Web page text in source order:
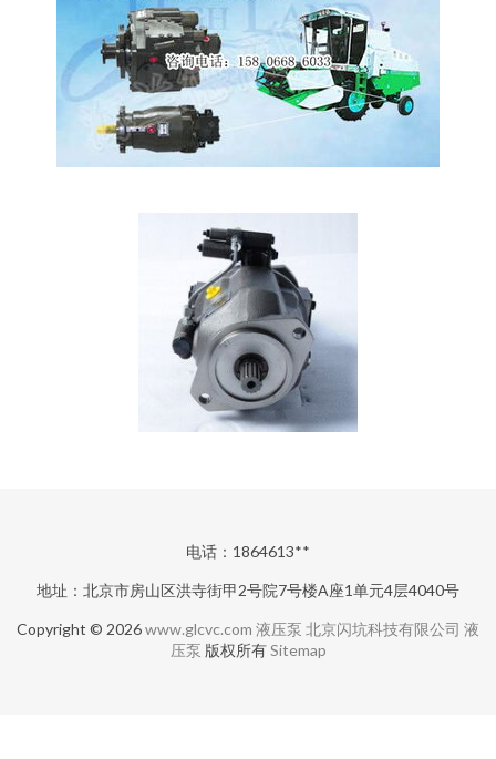
电话：1864613**
地址：北京市房山区洪寺街甲2号院7号楼A座1单元4层4040号
Copyright © 2026www.glcvc.com 液压泵 北京闪坑科技有限公司 液
压泵 版权所有Sitemap